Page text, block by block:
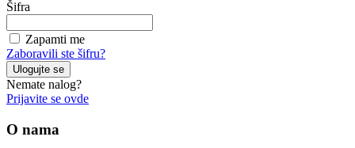
Šifra
Zapamti me
Zaboravili ste šifru?
Ulogujte se
Nemate nalog?
Prijavite se ovde
O nama